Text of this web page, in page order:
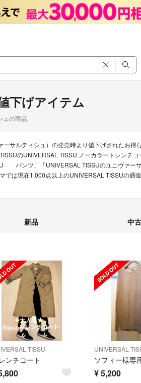
下げアイテム
ュの商品
サルティシュ）の発売時より値下げされたお
のUNIVERSAL TISSU ノーカラートレンチ
パンツ」「UNIVERSAL TISSUのユニヴァー
では現在1,000点以上のUNIVERSAL TISSUの通
新品 中古
TISSU
ンチコート
UNIVERSAL
¥5,200